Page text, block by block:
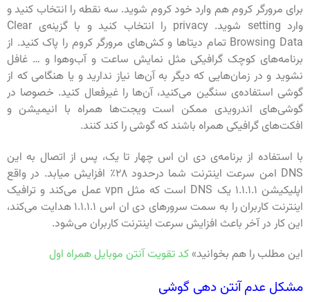
برای مرورگر کروم هم وارد خود کروم شوید‌. سه نقطه را انتخاب کنید و
وارد setting شوید. privacy را انتخاب کنید و با گزینه‌ی Clear
Browsing Data تمام دیتاها و کش‌های مرورگر کروم را پاک کنید. از
برنامه‌های کوچک گرافیکی مثل نمایش ساعت و آب‌وهوا و … غافل
نشوید و در زمان‌هایی که دیگر به آن‌ها نیاز ندارید و یا هنگامی که از
گوشی استفاده‌ی سنگین می‌کنید، آن‌ها را غیرفعال کنید. خصوصا در
گوشی‌های اندرویدی ممکن است ویجت‌ها همراه با انیمیشن‌ و
افکت‌های گرافیکی همراه باشند که گوشی را کند کنند.
با استفاده از برنامه‌ی دی ان اس چهار تا یک، پس از اتصال به این
DNS امن سرعت اینترنت شما درحدود ۲۸٪ افزایش میابد. در واقع
اپلیکیشن ۱.۱.۱.۱ یک DNS است که مثل vpn عمل می‌کند و ترافیک
اینترنت کاربران را به سمت سرور‌های دی ان اس ۱.۱.۱.۱ هدایت می‌کند،
این کار در آخر باعث افزایش سرعت اینترنت کاربران می‌شود.
این مطلب را هم بخوانید» کد تقویت آنتن موبایل همراه اول
مشکل عدم آنتن دهی گوشی